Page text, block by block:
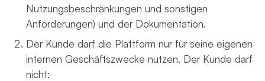
Nutzungsbeschränkungen und sonstigen
Anforderungen) und der Dokumentation.
Der Kunde darf die Plattform nur für seine eigenen
internen Geschäftszwecke nutzen. Der Kunde darf
nicht: